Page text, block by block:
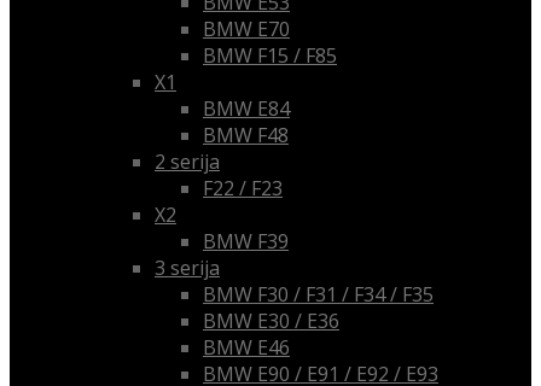
BMW E70
BMW F15 / F85
X1
BMW E84
BMW F48
2 serija
F22 / F23
X2
BMW F39
3 serija
BMW F30 / F31 / F34 / F35
BMW E30 / E36
BMW E46
BMW E90 / E91 / E92 / E93